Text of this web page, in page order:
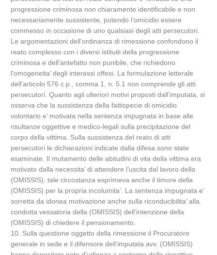
progressione criminosa non chiaramente identificabile e non
necessariamente sussistente, potendo l’omicidio essere
commesso in occasione di uno qualsiasi degli atti persecutori.
Le argomentazioni dell’ordinanza di rimessione confondono il
reato complesso con i diversi istituiti della progressione
criminosa e dell’antefatto non punibile, che richiedono
l’omogeneita’ degli interessi offesi. La formulazione letterale
dell’articolo 576 c.p., comma 1, n. 5.1 non comprende gli atti
persecutori. Quanto agli ulteriori motivi proposti dall’imputata, si
osserva che la sussistenza della fattispecie di omicidio
volontario e’ motivata nella sentenza impugnata in base alle
risultanze oggettive e medico-legali sulla precipitazione del
corpo della vittima. Sulla sussistenza del reato di atti
persecutori le dichiarazioni indicate dalla difesa sono state
esaminate. Il mutamento delle abitudini di vita della vittima era
motivato dalla necessita’ di attendere l’uscita dal lavoro della
(OMISSIS): tale circostanza esprimeva anche il timore della
(OMISSIS) per la propria incolumita’. La sentenza impugnata e’
sorretta da idonea motivazione anche sulla riconducibilita’ alla
condotta vessatoria della (OMISSIS) dell’intenzione della
(OMISSIS) di chiedere il pensionamento.
10. Sulla questione oggetto della rimessione il Procuratore
generale in sede e il difensore dell’imputata avv. (OMISSIS)